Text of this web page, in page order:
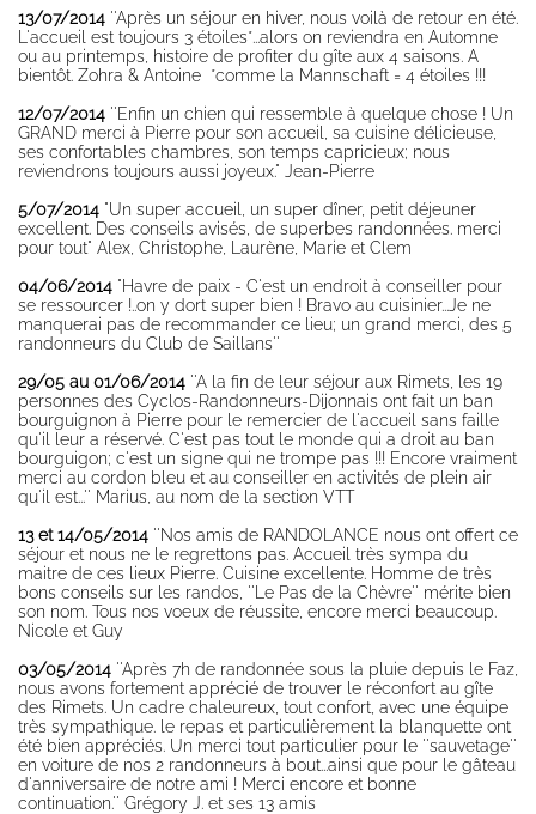
13/07/2014 ''Après un séjour en hiver, nous voilà de retour en été.
L'accueil est toujours 3 étoiles*...alors on reviendra en Automne
ou au printemps, histoire de profiter du gîte aux 4 saisons. A
bientôt. Zohra & Antoine *comme la Mannschaft = 4 étoiles !!!
12/07/2014 ''Enfin un chien qui ressemble à quelque chose ! Un
GRAND merci à Pierre pour son accueil, sa cuisine délicieuse,
ses confortables chambres, son temps capricieux; nous
reviendrons toujours aussi joyeux." Jean-Pierre
5/07/2014 "Un super accueil, un super dîner, petit déjeuner
excellent. Des conseils avisés, de superbes randonnées. merci
pour tout" Alex, Christophe, Laurène, Marie et Clem
04/06/2014 "Havre de paix - C'est un endroit à conseiller pour
se ressourcer !..on y dort super bien ! Bravo au cuisinier...Je ne
manquerai pas de recommander ce lieu; un grand merci, des 5
randonneurs du Club de Saillans''
29/05 au 01/06/2014 ''A la fin de leur séjour aux Rimets, les 19
personnes des Cyclos-Randonneurs-Dijonnais ont fait un ban
bourguignon à Pierre pour le remercier de l'accueil sans faille
qu'il leur a réservé. C'est pas tout le monde qui a droit au ban
bourguigon; c'est un signe qui ne trompe pas !!! Encore vraiment
merci au cordon bleu et au conseiller en activités de plein air
qu'il est...'' Marius, au nom de la section VTT
13 et 14/05/2014 ''Nos amis de RANDOLANCE nous ont offert ce
séjour et nous ne le regrettons pas. Accueil très sympa du
maitre de ces lieux Pierre. Cuisine excellente. Homme de très
bons conseils sur les randos, ''Le Pas de la Chèvre'' mérite bien
son nom. Tous nos voeux de réussite, encore merci beaucoup.
Nicole et Guy
03/05/2014 ''Après 7h de randonnée sous la pluie depuis le Faz,
nous avons fortement apprécié de trouver le réconfort au gîte
des Rimets. Un cadre chaleureux, tout confort, avec une équipe
très sympathique. le repas et particulièrement la blanquette ont
été bien appréciés. Un merci tout particulier pour le ''sauvetage''
en voiture de nos 2 randonneurs à bout...ainsi que pour le gâteau
d'anniversaire de notre ami ! Merci encore et bonne
continuation.'' Grégory J. et ses 13 amis